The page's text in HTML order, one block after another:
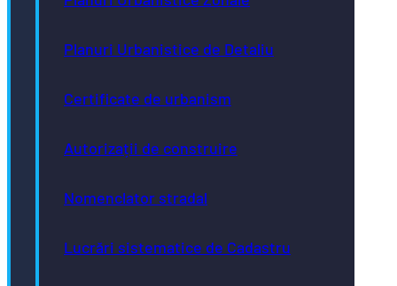
Planuri Urbanistice de Detaliu
Certificate de urbanism
Autorizații de construire
Nomenclator stradal
Lucrări sistematice de Cadastru